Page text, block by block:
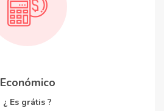
Económico
¿ Es grátis ?